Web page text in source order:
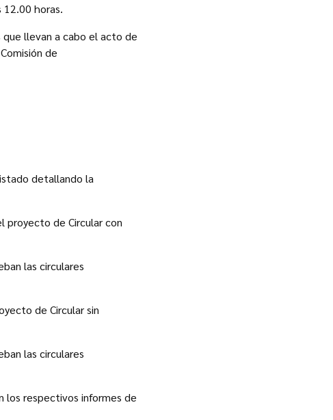
horas.
que llevan a cabo el acto de
de
detallando la
proyecto de Circular con
las circulares
de Circular sin
las circulares
los respectivos informes de